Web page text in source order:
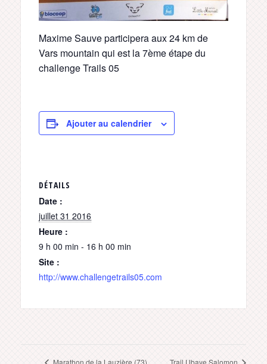
Maxime Sauve participera aux 24 km de
Vars mountain qui est la 7ème étape du
challenge Trails 05
Ajouter au calendrier
DÉTAILS
Date :
juillet 31 2016
Heure :
9 h 00 min - 16 h 00 min
Site :
http://www.challengetrails05.com